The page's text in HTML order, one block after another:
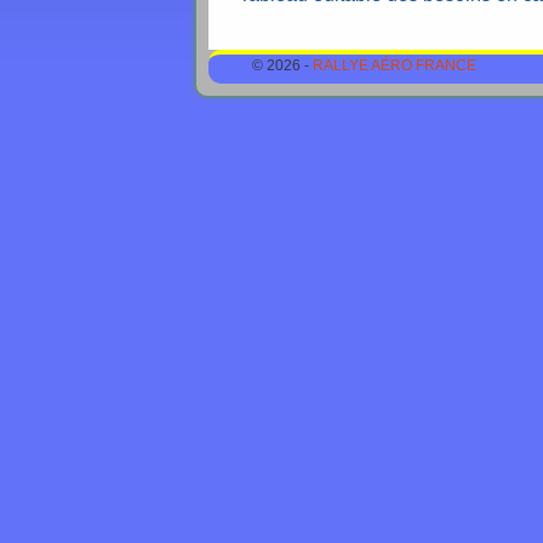
© 2026 - RALLYE AÉRO FRANCE